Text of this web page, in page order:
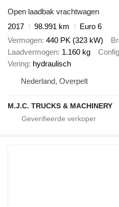
Open laadbak vrachtwagen
2017
98.991 km
Euro 6
Vermogen 440 PK (323 kW)
Laadvermogen 1.160 kg
Vering hydraulisch
Nederland, Overpelt
M.J.C. TRUCKS & MACHINERY